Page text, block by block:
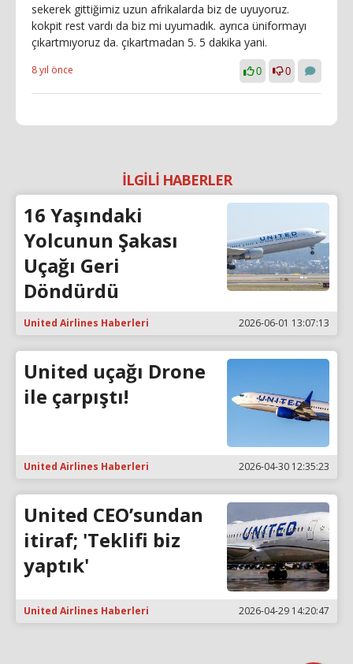
sekerek gittiğimiz uzun afrikalarda biz de uyuyoruz.
kokpit rest vardı da biz mi uyumadık. ayrıca üniformayı
çıkartmıyoruz da. çıkartmadan 5. 5 dakika yani.
8 yıl önce 0 0
İLGİLİ HABERLER
16 Yaşındaki
Yolcunun Şakası
Uçağı Geri
Döndürdü
United Airlines Haberleri 2026-06-01 13:07:13
United uçağı Drone
ile çarpıştı!
United Airlines Haberleri 2026-04-30 12:35:23
United CEO’sundan
itiraf; 'Teklifi biz
yaptık'
United Airlines Haberleri 2026-04-29 14:20:47